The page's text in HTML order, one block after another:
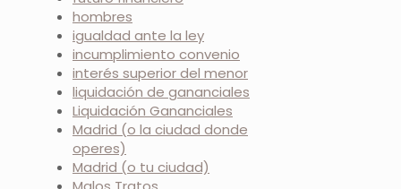
hombres
igualdad ante la ley
incumplimiento convenio
interés superior del menor
liquidación de gananciales
Liquidación Gananciales
Madrid (o la ciudad donde
operes)
Madrid (o tu ciudad)